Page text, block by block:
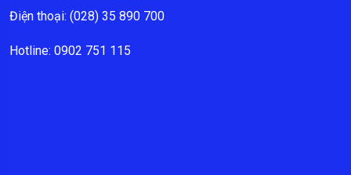
Điện thoại: (028) 35 890 700
Hotline: 0902 751 115